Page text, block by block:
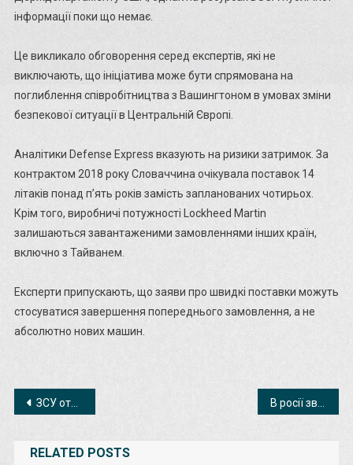
інформації поки що немає.
Це викликало обговорення серед експертів, які не
виключають, що ініціатива може бути спрямована на
поглиблення співробітництва з Вашингтоном в умовах зміни
безпекової ситуації в Центральній Європі.
Аналітики Defense Express вказують на ризики затримок. За
контрактом 2018 року Словаччина очікувала поставок 14
літаків понад п’ять років замість запланованих чотирьох.
Крім того, виробничі потужності Lockheed Martin
залишаються завантаженими замовленнями інших країн,
включно з Тайванем.
Експерти припускають, що заяви про швидкі поставки можуть
стосуватися завершення попереднього замовлення, а не
абсолютно нових машин.
Навігація
ЗСУ отримають секретну розробку Франції для безпілотників
RELATED POSTS